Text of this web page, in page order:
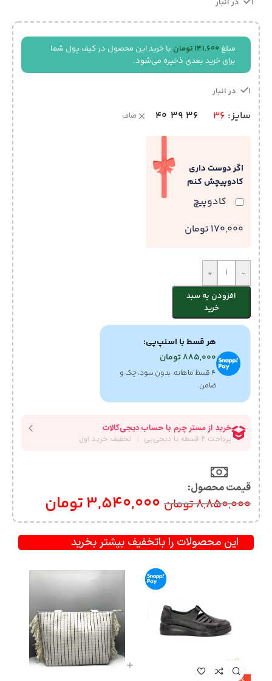
1 در انبار
مبلغ 141,600 تومان با خرید این محصول در کیف پول شما
برای خرید بعدی ذخیره می‌شود.
1 در انبار
سایز 36
36
39
40 صاف
اگر دوست داری
کادوپیچش کنم
کادوپیچ
170,000 تومان
-
+
افزودن به سبد
خرید
هر قسط با اسنپ‌پی:
885,000تومان
۴ قسط ماهانه. بدون سود، چک و
ضامن.
قیمت محصول:​
8,850,000تومان 3,540,000تومان
این محصولات را باتخفیف بیشتر بخرید